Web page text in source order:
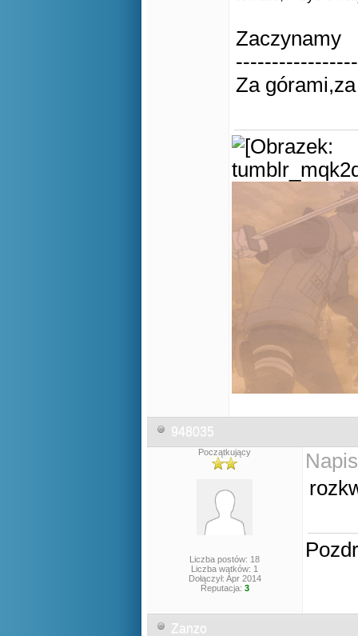
Zaczynamy
Za
948035
Początkujący
Liczba postów: 18
Liczba wątków: 1
Dołączył: Apr 2014
Reputacja: 3
Zanzo